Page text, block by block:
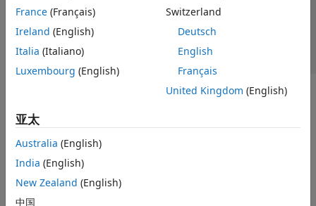
France (Français)
Ireland (English)
Italia (Italiano)
Luxembourg (English)
Switzerland
Deutsch
English
Français
United Kingdom (English)
亚太
Australia (English)
India (English)
New Zealand (English)
中国